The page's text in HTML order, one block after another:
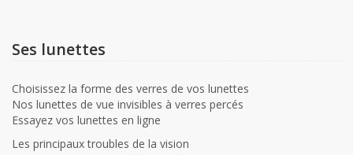
Ses lunettes
Choisissez la forme des verres de vos lunettes
Nos lunettes de vue invisibles à verres percés
Essayez vos lunettes en ligne
Les principaux troubles de la vision